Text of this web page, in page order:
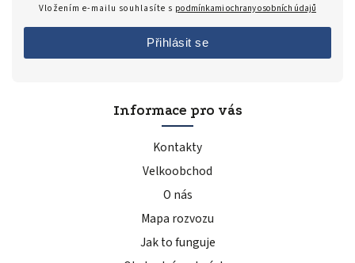
Informace pro vás
Kontakty
Velkoobchod
O nás
Mapa rozvozu
Jak to funguje
Vložením e-mailu souhlasíte s podmínkami ochrany osobních údajů
Přihlásit se